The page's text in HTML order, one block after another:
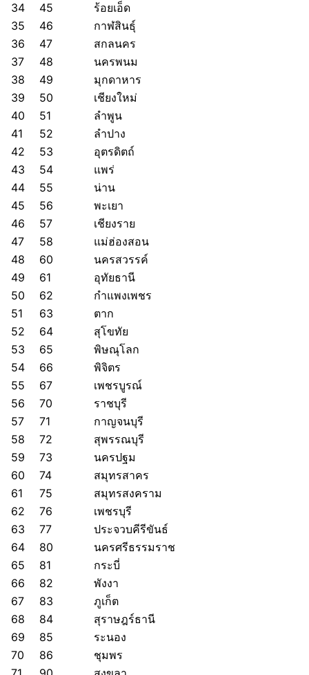
34
45
ร้อยเอ็ด
35
46
กาฬสินธุ์
36
47
สกลนคร
37
48
นครพนม
38
49
มุกดาหาร
39
50
เชียงใหม่
40
51
ลำพูน
41
52
ลำปาง
42
53
อุตรดิตถ์
43
54
แพร่
44
55
น่าน
45
56
พะเยา
46
57
เชียงราย
47
58
แม่ฮ่องสอน
48
60
นครสวรรค์
49
61
อุทัยธานี
50
62
กำแพงเพชร
51
63
ตาก
52
64
สุโขทัย
53
65
พิษณุโลก
54
66
พิจิตร
55
67
เพชรบูรณ์
56
70
ราชบุรี
57
71
กาญจนบุรี
58
72
สุพรรณบุรี
59
73
นครปฐม
60
74
สมุทรสาคร
61
75
สมุทรสงคราม
62
76
เพชรบุรี
63
77
ประจวบคีรีขันธ์
64
80
นครศรีธรรมราช
65
81
กระบี่
66
82
พังงา
67
83
ภูเก็ต
68
84
สุราษฎร์ธานี
69
85
ระนอง
70
86
ชุมพร